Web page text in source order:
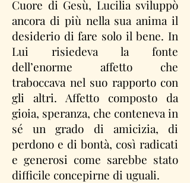
Cuore di Gesù, Lucilia sviluppò
ancora di più nella sua anima il
desiderio di fare solo il bene. In
Lui risiedeva la fonte
dell’enorme affetto che
traboccava nel suo rapporto con
gli altri. Affetto composto da
gioia, speranza, che conteneva in
sé un grado di amicizia, di
perdono e di bontà, così radicati
e generosi come sarebbe stato
difficile concepirne di uguali.